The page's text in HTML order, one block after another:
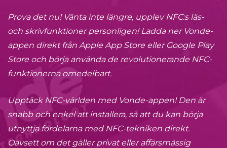
Prova det nu! Vänta inte längre, upplev NFC:s läs-
och skrivfunktioner personligen! Ladda ner Vonde-
appen direkt från Apple App Store eller Google Play
Store och börja använda de revolutionerande NFC-
funktionerna omedelbart.
Upptäck NFC-världen med Vonde-appen! Den är
snabb och enkel att installera, så att du kan börja
utnyttja fördelarna med NFC-tekniken direkt.
Oavsett om det gäller privat eller affärsmässig